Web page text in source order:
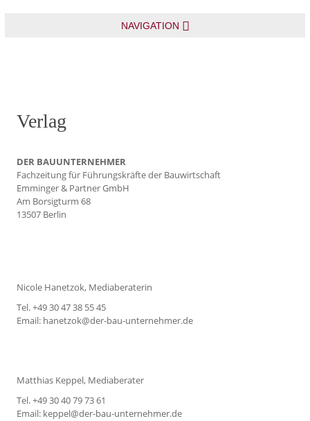
NAVIGATION
Verlag
DER BAUUNTERNEHMER
Fachzeitung für Führungskräfte der Bauwirtschaft
Emminger & Partner GmbH
Am Borsigturm 68
13507 Berlin
Nicole Hanetzok, Mediaberaterin
Tel. +49 30 47 38 55 45
Email: hanetzok@der-bau-unternehmer.de
Matthias Keppel, Mediaberater
Tel. +49 30 40 79 73 61
Email: keppel@der-bau-unternehmer.de